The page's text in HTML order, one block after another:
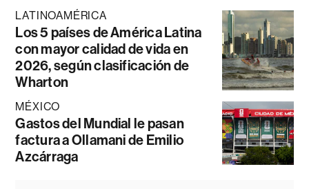
LATINOAMÉRICA
Los 5 países de América Latina
con mayor calidad de vida en
2026, según clasificación de
Wharton
MÉXICO
Gastos del Mundial le pasan
factura a Ollamani de Emilio
Azcárraga